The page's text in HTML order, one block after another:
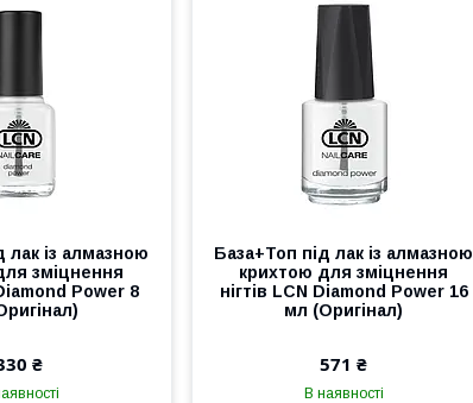
лак із алмазною
зміцнення
Power 8
₴
База+Топ під лак із алмазною
крихтою для зміцнення
нігтів LCN Diamond Power 16
мл (Оригінал)
571 ₴
В наявності